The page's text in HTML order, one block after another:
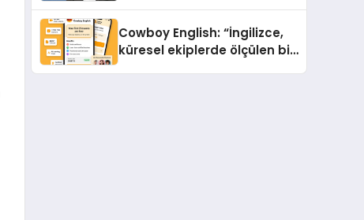
Cowboy English: “İngilizce,
küresel ekiplerde ölçülen bir